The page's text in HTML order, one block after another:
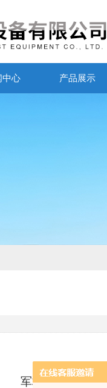
中心 产品展示
军标盐雾试验箱